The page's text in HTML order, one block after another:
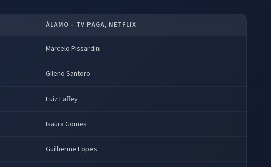
ÁLAMO – TV PAGA, NETFLIX
Marcelo Pissardini
Gileno Santoro
Luiz Laffey
Isaura Gomes
Guilherme Lopes